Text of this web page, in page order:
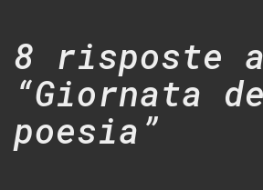
8 risposte a
“Giornata
poesia”